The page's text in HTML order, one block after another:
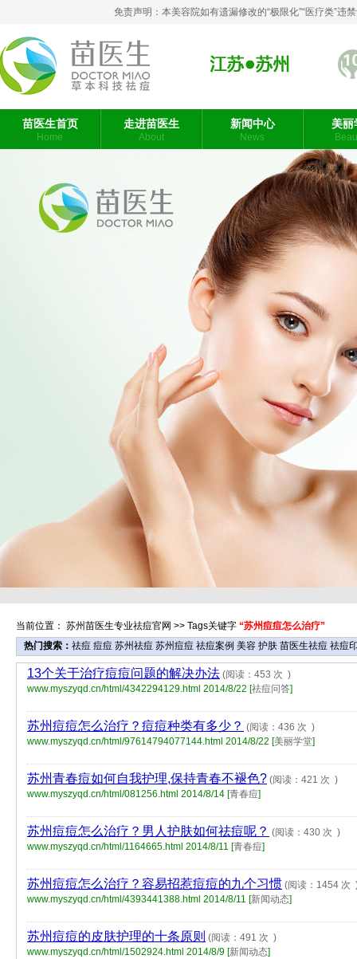
免责声明：本美容院如有遗漏修改的“极限化”“医疗类”
苗医生首页
Home
走进苗医生
About
新闻中心
News
美丽
当前位置： 苏州苗医生专业祛痘官网 >> Tags关键字 “苏州痘痘怎么治疗”
热门搜索： 祛痘 痘痘 苏州祛痘 苏州痘痘 祛痘案例 美容 护肤 苗医生祛痘 祛痘
13个关于治疗痘痘问题的解决办法 (阅读：453 次 )
www.myszyqd.cn/html/4342294129.html 2014/8/22 [祛痘问答]
苏州痘痘怎么治疗？痘痘种类有多少？ (阅读：436 次 )
www.myszyqd.cn/html/97614794077144.html 2014/8/22 [美丽学堂]
苏州青春痘如何自我护理,保持青春不褪色? (阅读：421 次 )
www.myszyqd.cn/html/081256.html 2014/8/14 [青春痘]
苏州痘痘怎么治疗？男人护肤如何祛痘呢？ (阅读：430 次 )
www.myszyqd.cn/html/1164665.html 2014/8/11 [青春痘]
苏州痘痘怎么治疗？容易招惹痘痘的九个习惯 (阅读：1454 次
www.myszyqd.cn/html/4393441388.html 2014/8/11 [新闻动态]
苏州痘痘的皮肤护理的十条原则 (阅读：491 次 )
www.myszyqd.cn/html/1502924.html 2014/8/9 [新闻动态]